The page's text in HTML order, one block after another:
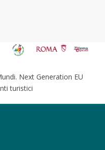
Next Generation EU
turistici